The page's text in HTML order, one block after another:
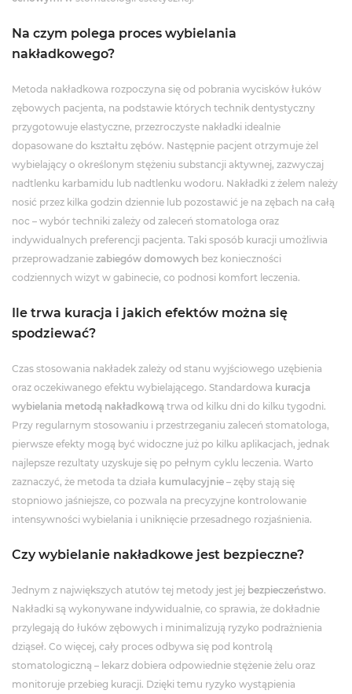
Na czym polega proces wybielania
nakładkowego?
Metoda nakładkowa rozpoczyna się od pobrania wycisków łuków
zębowych pacjenta, na podstawie których technik dentystyczny
przygotowuje elastyczne, przezroczyste nakładki idealnie
dopasowane do kształtu zębów. Następnie pacjent otrzymuje żel
wybielający o określonym stężeniu substancji aktywnej, zazwyczaj
nadtlenku karbamidu lub nadtlenku wodoru. Nakładki z żelem należy
nosić przez kilka godzin dziennie lub pozostawić je na zębach na całą
noc – wybór techniki zależy od zaleceń stomatologa oraz
indywidualnych preferencji pacjenta. Taki sposób kuracji umożliwia
przeprowadzanie zabiegów domowych bez konieczności
codziennych wizyt w gabinecie, co podnosi komfort leczenia.
Ile trwa kuracja i jakich efektów można się
spodziewać?
Czas stosowania nakładek zależy od stanu wyjściowego uzębienia
oraz oczekiwanego efektu wybielającego. Standardowa kuracja
wybielania metodą nakładkową trwa od kilku dni do kilku tygodni.
Przy regularnym stosowaniu i przestrzeganiu zaleceń stomatologa,
pierwsze efekty mogą być widoczne już po kilku aplikacjach, jednak
najlepsze rezultaty uzyskuje się po pełnym cyklu leczenia. Warto
zaznaczyć, że metoda ta działa kumulacyjnie – zęby stają się
stopniowo jaśniejsze, co pozwala na precyzyjne kontrolowanie
intensywności wybielania i uniknięcie przesadnego rozjaśnienia.
Czy wybielanie nakładkowe jest bezpieczne?
Jednym z największych atutów tej metody jest jej bezpieczeństwo.
Nakładki są wykonywane indywidualnie, co sprawia, że dokładnie
przylegają do łuków zębowych i minimalizują ryzyko podrażnienia
dziąseł. Co więcej, cały proces odbywa się pod kontrolą
stomatologiczną – lekarz dobiera odpowiednie stężenie żelu oraz
monitoruje przebieg kuracji. Dzięki temu ryzyko wystąpienia